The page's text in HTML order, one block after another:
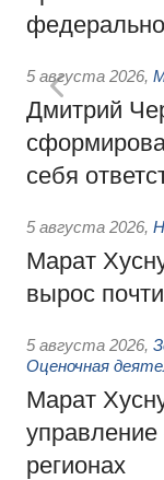
5 августа 2026,
Дмитрий
себя
5 августа 2026,
Марат
вырос
5 августа 2026,
Оценочная
Марат
регионах